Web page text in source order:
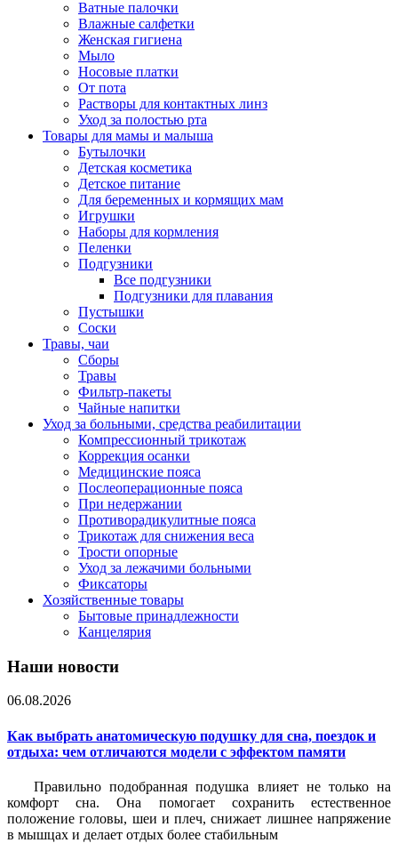
Ватные палочки
Влажные салфетки
Женская гигиена
Мыло
Носовые платки
От пота
Растворы для контактных линз
Уход за полостью рта
Товары для мамы и малыша
Бутылочки
Детская косметика
Детское питание
Для беременных и кормящих мам
Игрушки
Наборы для кормления
Пеленки
Подгузники
Все подгузники
Подгузники для плавания
Пустышки
Соски
Травы, чаи
Сборы
Травы
Фильтр-пакеты
Чайные напитки
Уход за больными, средства реабилитации
Компрессионный трикотаж
Коррекция осанки
Медицинские пояса
Послеоперационные пояса
При недержании
Противорадикулитные пояса
Трикотаж для снижения веса
Трости опорные
Уход за лежачими больными
Фиксаторы
Хозяйственные товары
Бытовые принадлежности
Канцелярия
Наши новости
06.08.2026
Как выбрать анатомическую подушку для сна, поездок и
отдыха: чем отличаются модели с эффектом памяти
Правильно подобранная подушка влияет не только на
комфорт сна. Она помогает сохранить естественное
положение головы, шеи и плеч, снижает лишнее напряжение
в мышцах и делает отдых более стабильным